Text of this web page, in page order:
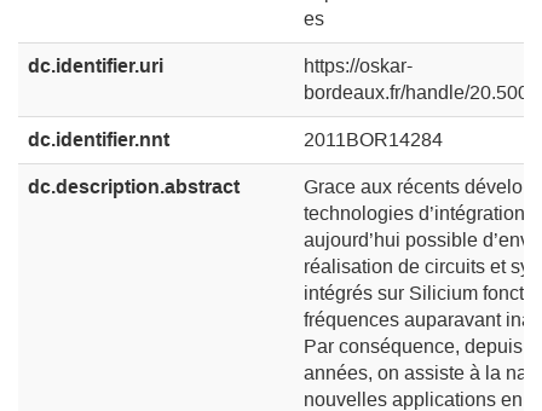
es
dc.identifier.uri
https://oskar-
bordeaux.fr/handle/
dc.identifier.nnt 2011BOR14284
dc.description.abstract
Grace aux récents
technologies d’intégration,
aujourd’hui possible
réalisation de circuits et
intégrés sur Silicium
fréquences auparavant
Par conséquence, depuis
années, on assiste à la
nouvelles applications en